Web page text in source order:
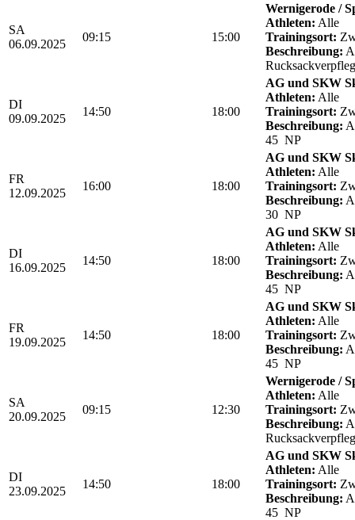
SA
06.09.2025
09:15 15:00
Wernigerode /
Athleten: Alle
Trainingsort:
Beschreibung:
DI
09.09.2025
14:50 18:00
AG und SKW
Athleten: Alle
Trainingsort:
Beschreibung:
45 NP
FR
12.09.2025
16:00 18:00
AG und SKW
Athleten: Alle
Trainingsort:
Beschreibung:
30 NP
DI
16.09.2025
14:50 18:00
AG und SKW
Athleten: Alle
Trainingsort:
Beschreibung:
45 NP
FR
19.09.2025
14:50 18:00
AG und SKW
Athleten: Alle
Trainingsort:
Beschreibung:
45 NP
SA
20.09.2025
09:15 12:30
Wernigerode /
Athleten: Alle
Trainingsort:
Beschreibung:
DI
23.09.2025
14:50 18:00
AG und SKW
Athleten: Alle
Trainingsort:
Beschreibung:
45 NP